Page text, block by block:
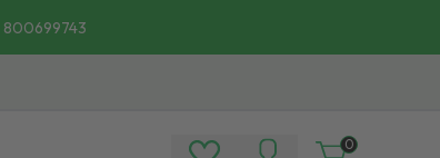
800699743
0